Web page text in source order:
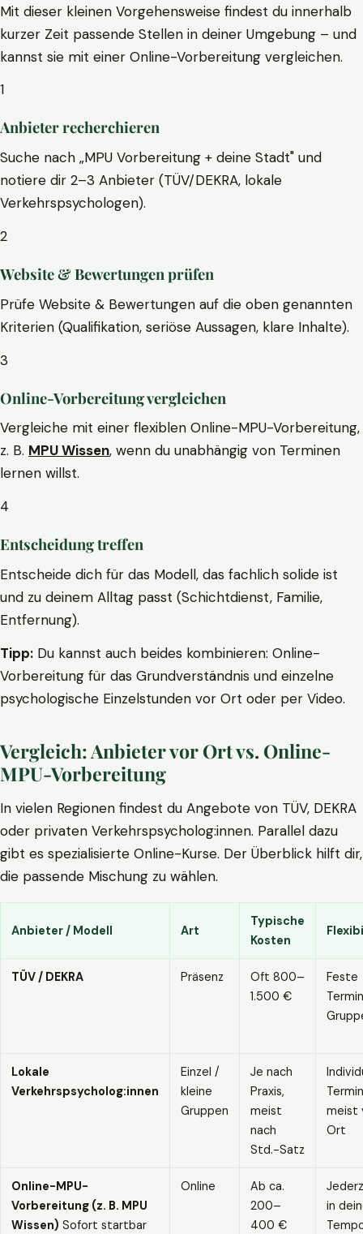
Mit dieser kleinen Vorgehensweise findest du innerhalb
kurzer Zeit passende Stellen in deiner Umgebung – und
kannst sie mit einer Online-Vorbereitung vergleichen.
1
Anbieter recherchieren
Suche nach „MPU Vorbereitung + deine Stadt" und
notiere dir 2–3 Anbieter (TÜV/DEKRA, lokale
Verkehrspsychologen).
2
Website & Bewertungen prüfen
Prüfe Website & Bewertungen auf die oben genannten
Kriterien (Qualifikation, seriöse Aussagen, klare Inhalte).
3
Online-Vorbereitung vergleichen
Vergleiche mit einer flexiblen Online-MPU-Vorbereitung,
z. B. MPU Wissen, wenn du unabhängig von Terminen
lernen willst.
4
Entscheidung treffen
Entscheide dich für das Modell, das fachlich solide ist
und zu deinem Alltag passt (Schichtdienst, Familie,
Entfernung).
Tipp: Du kannst auch beides kombinieren: Online-
Vorbereitung für das Grundverständnis und einzelne
psychologische Einzelstunden vor Ort oder per Video.
Vergleich: Anbieter vor Ort vs. Online-
MPU-Vorbereitung
In vielen Regionen findest du Angebote von TÜV, DEKRA
oder privaten Verkehrspsycholog:innen. Parallel dazu
gibt es spezialisierte Online-Kurse. Der Überblick hilft dir,
die passende Mischung zu wählen.
Anbieter / Modell Art
Typische
Kosten
TÜV / DEKRA Präsenz
Oft 800–
1.500 €
Feste
Lokale
Verkehrspsycholog:innen
Einzel /
kleine
Gruppen
Je nach
Praxis,
meist
nach
Std.-Satz
meist
Ort
Online-MPU-
Vorbereitung (z. B. MPU
Wissen) Sofort startbar
Online
Ab ca.
200–
400 €
in